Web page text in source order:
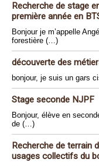
Recherche de stage
première année en
Bonjour je m’appelle
forestière (…)
découverte des
bonjour, je suis un gars
Stage seconde NJPF
Bonjour, élève en
de (…)
Recherche de terrain
usages collectifs du